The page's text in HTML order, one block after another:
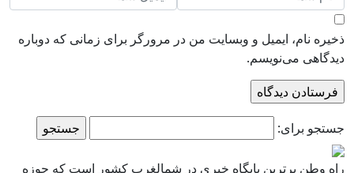
ذخیره نام، ایمیل و وبسایت من در مرورگر برای زمانی که دوباره
دیدگاهی می‌نویسم.
جستجو برای:
راه وطن برترین پایگاه خبری در شمالغرب کشور است که حوزه